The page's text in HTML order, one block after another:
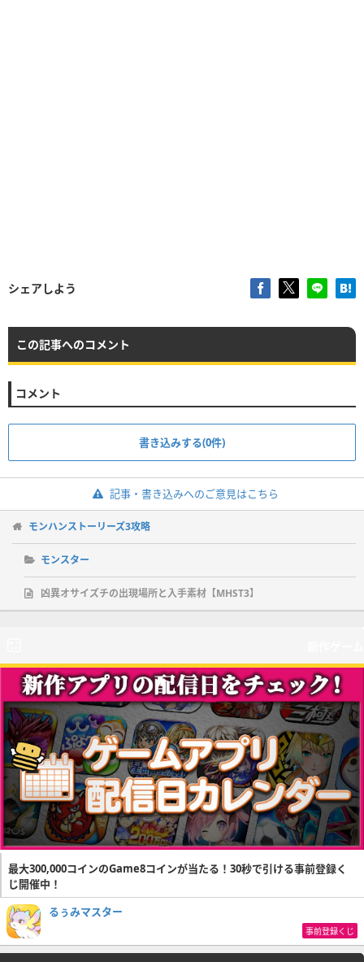
シェアしよう
この記事へのコメント
コメント
書き込みする(0件)
記事・書き込みへのご意見はこちら
モンハンストーリーズ3攻略
モンスター
凶異オサイズチの出現場所と入手素材【MHST3】
最大300,000コインのGame8コインが当たる！30秒で引ける事前登録く
じ開催中！
るぅみマスター
事前登録くじ